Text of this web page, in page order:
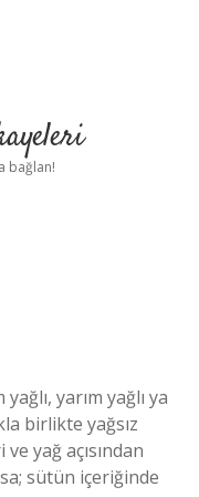
bağlan!
yarım yağlı ya
birlikte yağsız
yağ açısından
sütün içeriğinde